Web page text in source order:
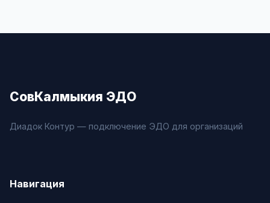
СовКалмыкия ЭДО
Диадок Контур — подключение ЭДО для организаций
Навигация